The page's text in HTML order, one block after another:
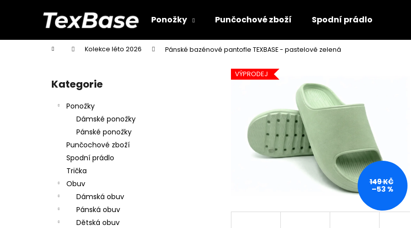
Ponožky Punčochové zboží Spodní prádlo
Domů Kolekce léto 2026 Pánské bazénové pantofle TEXBASE - pastelově zelená
Přeskočit
kategorie
Kategorie
Ponožky
Dámské ponožky
Pánské ponožky
Punčochové zboží
Spodní prádlo
Trička
Obuv
Dámská obuv
Pánská obuv
Dětská obuv
VÝPRODEJ
149 KČ
–53 %
í
Zpět
do
Zpět
do
Co potřebujete najít?
Doporučujeme